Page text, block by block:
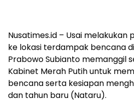
Nusatimes.id – Usai melakukan
ke lokasi terdampak bencana
Prabowo Subianto memanggil
Kabinet Merah Putih untuk
bencana serta kesiapan
dan tahun baru (Nataru).